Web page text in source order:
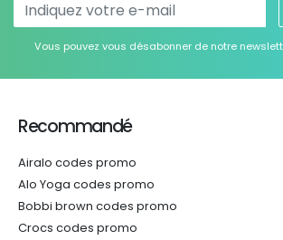
Vous pouvez vous désabonner de notre
Recommandé
Airalo codes promo
Alo Yoga codes promo
Bobbi brown codes promo
Crocs codes promo